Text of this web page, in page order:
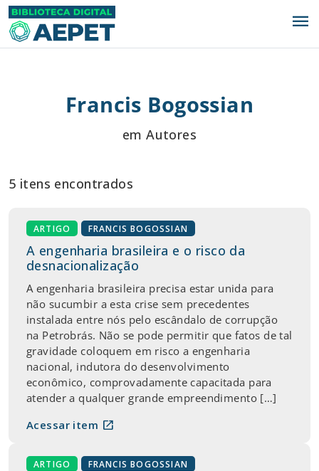
menu
Francis Bogossian
em Autores
5 itens encontrados
ARTIGO FRANCIS BOGOSSIAN
A engenharia brasileira e o risco da
desnacionalização
A engenharia brasileira precisa estar unida para
não sucumbir a esta crise sem precedentes
instalada entre nós pelo escândalo de corrupção
na Petrobrás. Não se pode permitir que fatos de tal
gravidade coloquem em risco a engenharia
nacional, indutora do desenvolvimento
econômico, comprovadamente capacitada para
atender a qualquer grande empreendimento […]
Acessar item open_in_new
ARTIGO FRANCIS BOGOSSIAN